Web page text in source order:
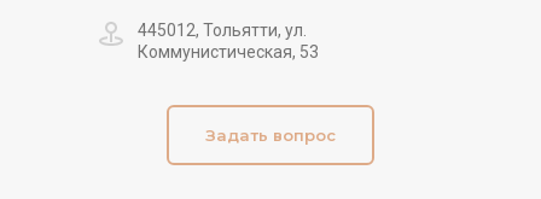
445012, Тольятти, ул.
Коммунистическая, 53
Задать вопрос